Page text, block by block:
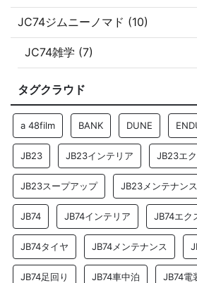
JC74ジムニーノマド (10)
JC74雑学 (7)
タグクラウド
a 48film BANK DUNE
JB23 JB23インテリア JB23エ
JB23スープアップ JB23メンテナンス
JB74 JB74インテリア JB74エク
JB74タイヤ JB74メンテナンス
JB74足回り JB74車中泊 JB74電